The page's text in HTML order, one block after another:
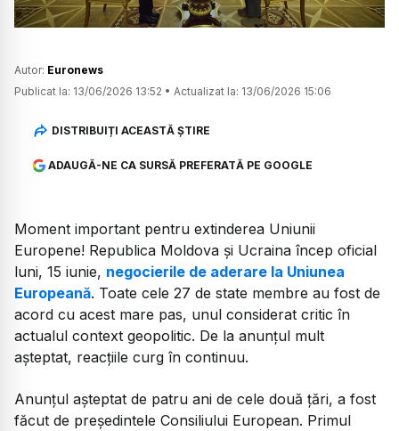
Autor: Euronews
Publicat la: 13/06/2026 13:52 • Actualizat la: 13/06/2026 15:06
DISTRIBUIȚI ACEASTĂ ȘTIRE
ADAUGĂ-NE CA SURSĂ PREFERATĂ PE GOOGLE
Moment important pentru extinderea Uniunii
Europene! Republica Moldova și Ucraina încep oficial
luni, 15 iunie, negocierile de aderare la Uniunea
Europeană. Toate cele 27 de state membre au fost de
acord cu acest mare pas, unul considerat critic în
actualul context geopolitic. De la anunțul mult
așteptat, reacțiile curg în continuu.
Anunțul așteptat de patru ani de cele două țări, a fost
făcut de președintele Consiliului European. Primul